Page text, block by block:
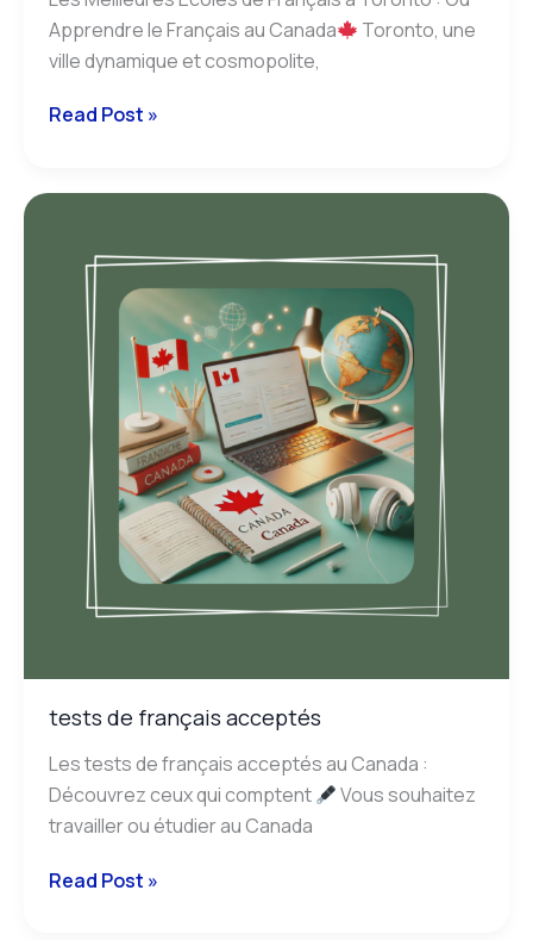
Apprendre le Français au Canada
Toronto, une
ville dynamique et cosmopolite,
Read Post »
tests de français acceptés
Les tests de français acceptés au Canada :
Découvrez ceux qui comptent
Vous souhaitez
travailler ou étudier au Canada
français
acceptés
Read Post »